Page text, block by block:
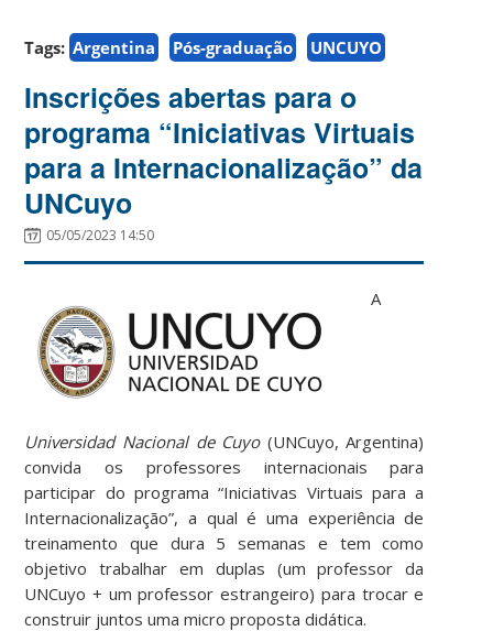
Tags: Argentina Pós-graduação UNCUYO
Inscrições abertas para o
programa “Iniciativas Virtuais
para a Internacionalização” da
UNCuyo
05/05/2023 14:50
A
Universidad Nacional de Cuyo (UNCuyo, Argentina)
convida os professores internacionais para
participar do programa “Iniciativas Virtuais para a
Internacionalização”, a qual é uma experiência de
treinamento que dura 5 semanas e tem como
objetivo trabalhar em duplas (um professor da
UNCuyo + um professor estrangeiro) para trocar e
construir juntos uma micro proposta didática.